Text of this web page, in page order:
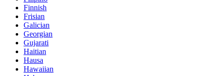
Finnish
Frisian
Galician
Georgian
Gujarati
Haitian
Hausa
Hawaiian